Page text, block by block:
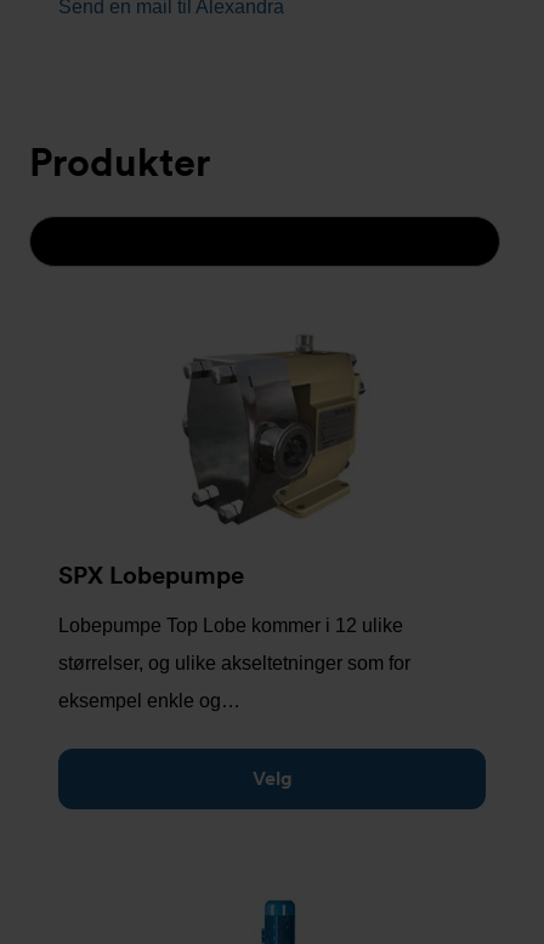
Send en mail til Alexandra
Produkter
SPX Lobepumpe
Lobepumpe Top Lobe kommer i 12 ulike
størrelser, og ulike akseltetninger som for
eksempel enkle og…
Velg